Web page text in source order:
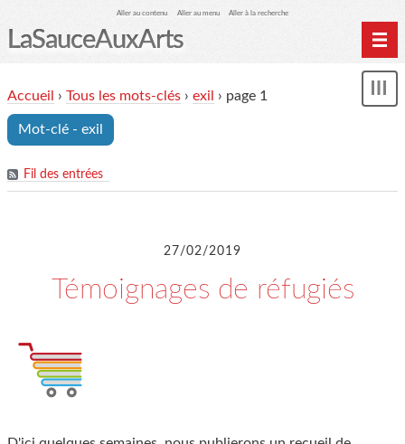
Aller au contenu Aller au menu Aller à la recherche
LaSauceAuxArts
LSAA-éditions
Évènements
L'association LSAA
Accueil › Tous les mots-clés › exil › page 1
Mot-clé - exil
Fil des entrées
27/02/2019
Témoignages de réfugiés